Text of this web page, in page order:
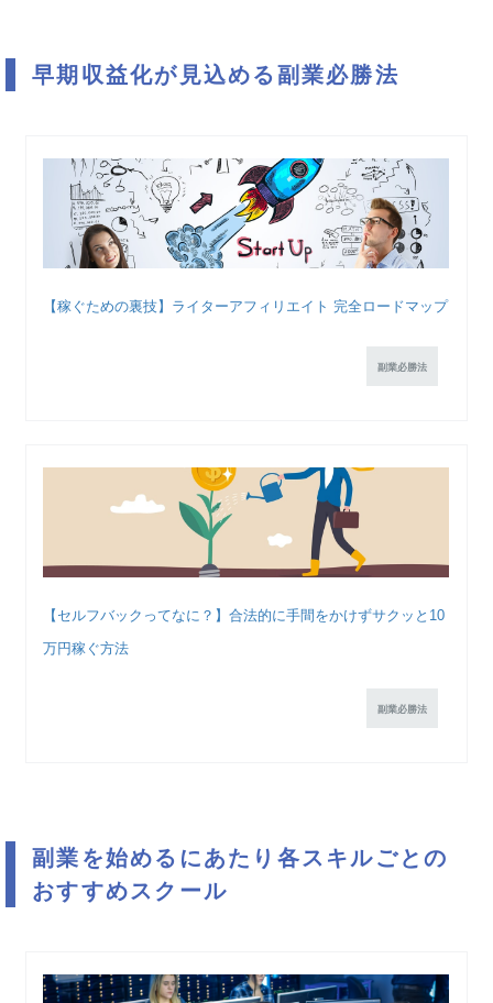
早期収益化が見込める副業必勝法
【稼ぐための裏技】ライターアフィリエイト 完全ロードマップ
副業必勝法
【セルフバックってなに？】合法的に手間をかけずサクッと10
万円稼ぐ方法
副業必勝法
副業を始めるにあたり各スキルごとの
おすすめスクール